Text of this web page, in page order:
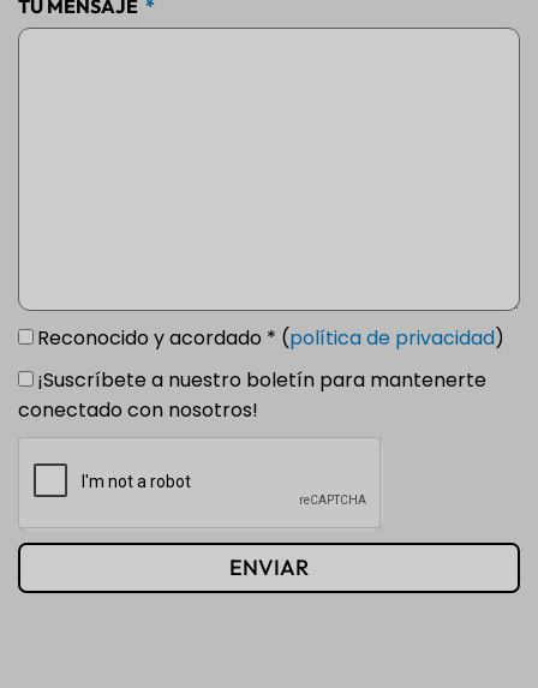
TU MENSAJE
Reconocido y acordado * (política de privacidad)
¡Suscríbete a nuestro boletín para mantenerte
conectado con nosotros!
ENVIAR